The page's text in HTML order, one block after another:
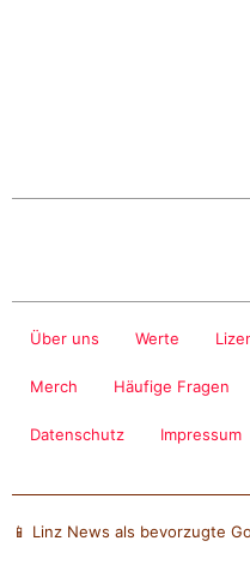
Über uns Werte
Merch Häufige Fragen
Datenschutz Impressum
📱 Linz News als bevorzugte